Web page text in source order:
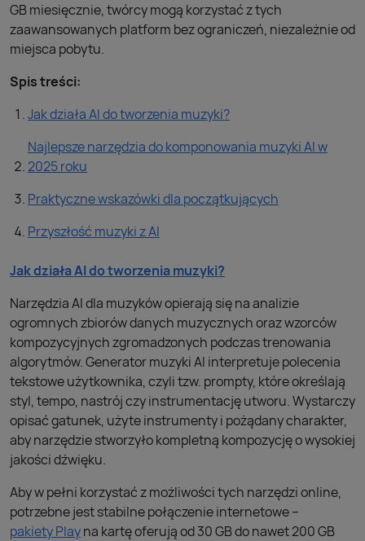
GB miesięcznie, twórcy mogą korzystać z tych
zaawansowanych platform bez ograniczeń, niezależnie od
miejsca pobytu.
Spis treści:
Jak działa AI do tworzenia muzyki?
Najlepsze narzędzia do komponowania muzyki AI w
2025 roku
Praktyczne wskazówki dla początkujących
Przyszłość muzyki z AI
Jak działa AI do tworzenia muzyki?
Narzędzia AI dla muzyków opierają się na analizie
ogromnych zbiorów danych muzycznych oraz wzorców
kompozycyjnych zgromadzonych podczas trenowania
algorytmów. Generator muzyki AI interpretuje polecenia
tekstowe użytkownika, czyli tzw. prompty, które określają
styl, tempo, nastrój czy instrumentację utworu. Wystarczy
opisać gatunek, użyte instrumenty i pożądany charakter,
aby narzędzie stworzyło kompletną kompozycję o wysokiej
jakości dźwięku.
Aby w pełni korzystać z możliwości tych narzędzi online,
potrzebne jest stabilne połączenie internetowe –
pakiety Playna kartę oferują od 30 GB do nawet 200 GB